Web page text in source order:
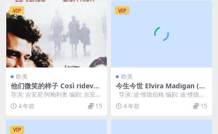
VIP
欧美
他们微笑的样子 Così ridevan
o (1998)
导演: 吉安尼·阿梅利奥 编剧: 吉安尼
·阿梅利奥 / Daniele Gagl...
4 年前 15
VIP
欧美
今生今世 Elvira Madigan (19
67)
导演: 波·维德伯格 编剧: 波·维德伯
格 主演: 比亚·戴格玛克...
4 年前 15
VIP